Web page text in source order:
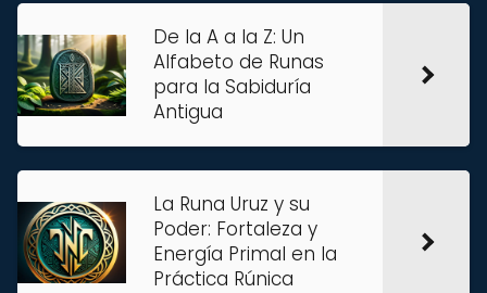
De la A a la Z: Un
Alfabeto de Runas
para la Sabiduría
Antigua
La Runa Uruz y su
Poder: Fortaleza y
Energía Primal en la
Práctica Rúnica